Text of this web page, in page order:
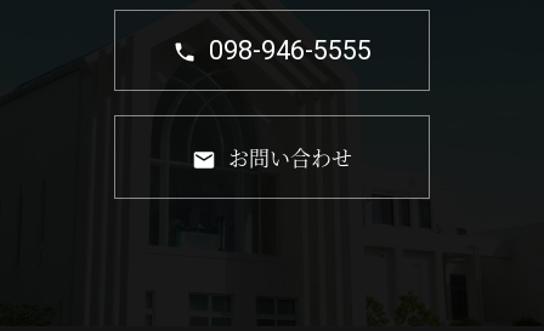
098-946-5555
お問い合わせ